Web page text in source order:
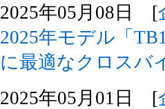
2025年05月08日 [
2025年モデル「
に最適なクロスバ
2025年05月01日 [